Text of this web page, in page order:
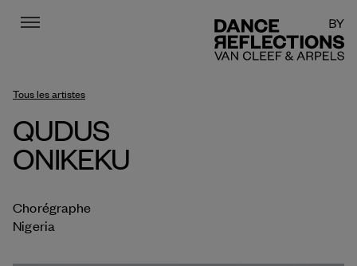
Menu
Tous les artistes
QUDUS
ONIKEKU
Chorégraphe
Nigeria